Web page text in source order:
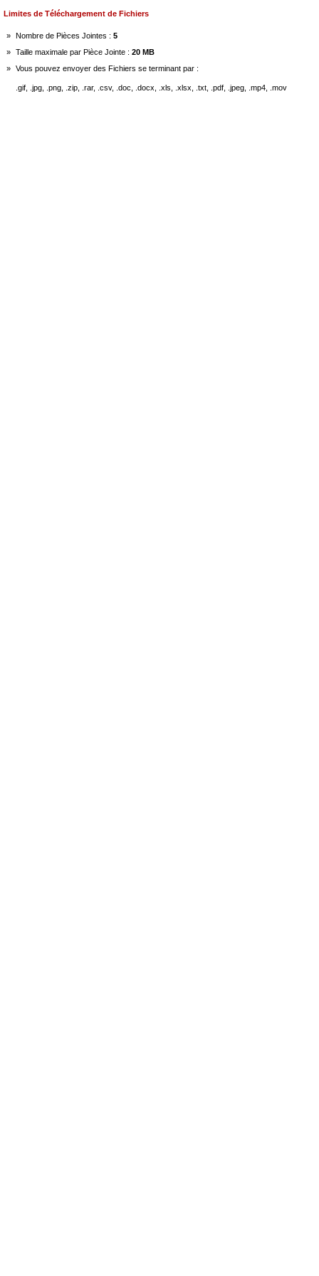
Limites de Téléchargement de Fichiers
» Nombre de Pièces Jointes : 5
» Taille maximale par Pièce Jointe : 20 MB
» Vous pouvez envoyer des Fichiers se terminant par :
.gif, .jpg, .png, .zip, .rar, .csv, .doc, .docx, .xls, .xlsx, .txt, .pdf, .jpeg, .mp4, .mov